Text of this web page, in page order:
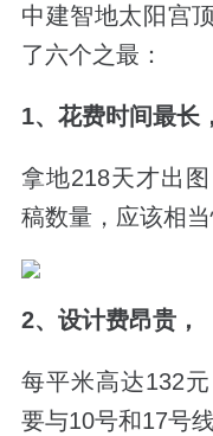
中建智地太阳宫
了六个之最：
1、花费时间最长，
拿地218天才出
稿数量，应该相当
2、设计费昂贵，
每平米高达132
要与10号和17号